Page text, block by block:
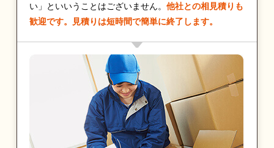
い」といいうことはございません。 他社との相見積りも
歓迎です。見積りは短時間で簡単に終了します。